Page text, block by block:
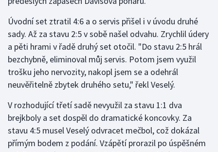
Úvodní set ztratil 4:6 a o servis přišel i v úvodu druhé
sady. Až za stavu 2:5 v sobě našel odvahu. Zrychlil údery
a pěti hrami v řadě druhý set otočil. "Do stavu 2:5 hrál
bezchybně, eliminoval můj servis. Potom jsem využil
trošku jeho nervozity, nakopl jsem se a odehrál
neuvěřitelně zbytek druhého setu," řekl Veselý.
V rozhodující třetí sadě nevyužil za stavu 1:1 dva
brejkboly a set dospěl do dramatické koncovky. Za
stavu 4:5 musel Veselý odvracet mečbol, což dokázal
přímým bodem z podání. Vzápětí prorazil po úspěšném